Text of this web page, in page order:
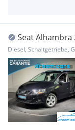
Seat Alhambra
SITZER / ...
Diesel, Schaltgetriebe,